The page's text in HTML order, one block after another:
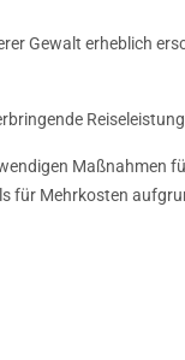
Gewalt erheblich
Maßnahmen
für Mehrkosten